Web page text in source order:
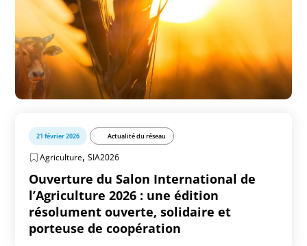
21 février 2026 Actualité du réseau
Agriculture,SIA2026
Ouverture du Salon International de
l’Agriculture 2026 : une édition
résolument ouverte, solidaire et
porteuse de coopération